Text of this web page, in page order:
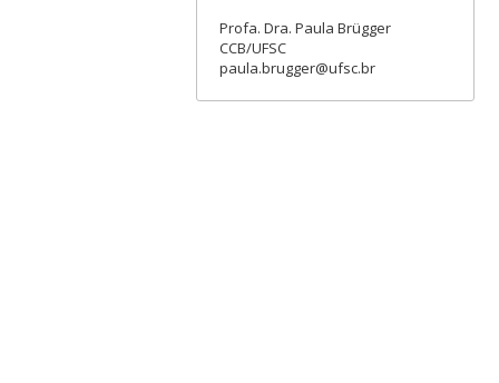
Profa. Dra. Paula Brügger
CCB/UFSC
paula.brugger@ufsc.br